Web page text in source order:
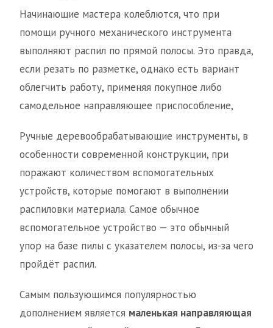
Начинающие мастера колеблются, что при
помощи ручного механического инструмента
выполняют распил по прямой полосы. Это правда,
если резать по разметке, однако есть вариант
облегчить работу, применяя покупное либо
самодельное направляющее приспособление,
Ручные деревообрабатывающие инструменты, в
особенности современной конструкции, при
поражают количеством вспомогательных
устройств, которые помогают в выполнении
распиловки материала. Самое обычное
вспомогательное устройство — это обычный
упор на базе пилы с указателем полосы, из-за чего
пройдёт распил.
Самым пользующимся популярностью
дополнением является маленькая направляющая